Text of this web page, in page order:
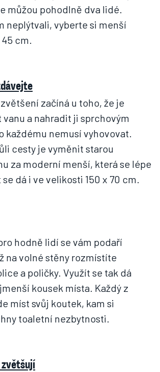
můžou pohodlně dva lidé.
neplýtvali, vyberte si menší
cm.
začíná u toho, že je
a nahradit ji sprchovým
každému nemusí vyhovovat.
cesty je vyměnit starou
za moderní menší, která se lépe
dá i ve velikosti 150 x 70 cm.
hodně lidí se vám podaří
na volné stěny rozmístíte
a poličky. Využít se tak dá
kousek místa. Každý z
míst svůj koutek, kam si
toaletní nezbytnosti.